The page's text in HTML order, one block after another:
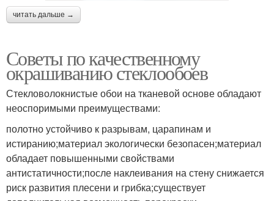
читать дальше →
Советы по качественному
окрашиванию стеклообоев
Стекловолокнистые обои на тканевой основе обладают
неоспоримыми преимуществами:
полотно устойчиво к разрывам, царапинам и
истиранию;материал экологически безопасен;материал
обладает повышенными свойствами
антистатичности;после наклеивания на стену снижается
риск развития плесени и грибка;существует